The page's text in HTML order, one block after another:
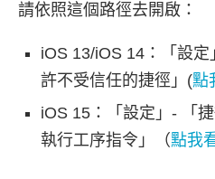
請依照這個路徑去開啟：
iOS 13/iOS 14：「設
許不受信任的捷徑」(點
iOS 15：「設定」- 「
執行工序指令」（點我